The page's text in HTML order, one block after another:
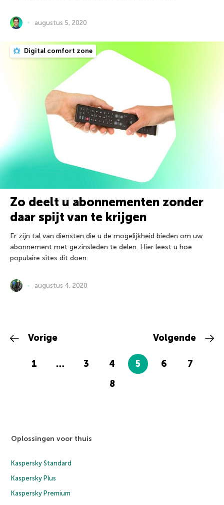
augustus 5, 2020
Digital comfort zone
Zo deelt u abonnementen zonder
daar spijt van te krijgen
Er zijn tal van diensten die u de mogelijkheid bieden om uw
abonnement met gezinsleden te delen. Hier leest u hoe
populaire sites dit doen.
augustus 4, 2020
Vorige
1 … 3 4 5 6
7
8
Volgende
Oplossingen voor thuis
Kaspersky Standard
Kaspersky Plus
Kaspersky Premium